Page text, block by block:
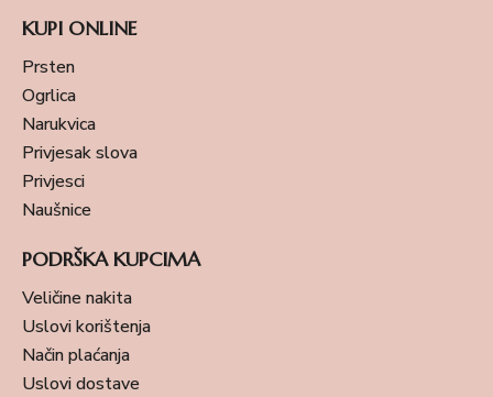
KUPI ONLINE
Prsten
Ogrlica
Narukvica
Privjesak slova
Privjesci
Naušnice
PODRŠKA KUPCIMA
Veličine nakita
Uslovi korištenja
Način plaćanja
Uslovi dostave